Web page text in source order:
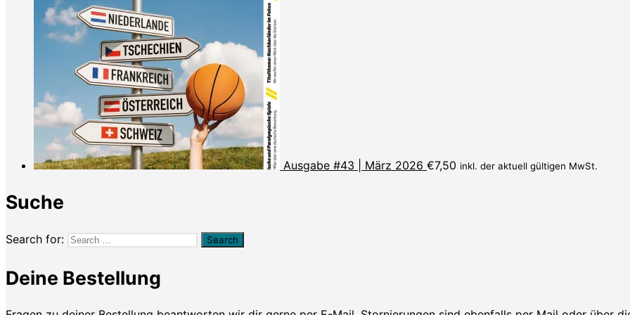
Ausgabe #43 | März 2026 €7,50 inkl. der aktuell gültigen MwSt.
Suche
Search for:
Deine Bestellung